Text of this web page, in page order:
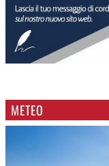
METEO